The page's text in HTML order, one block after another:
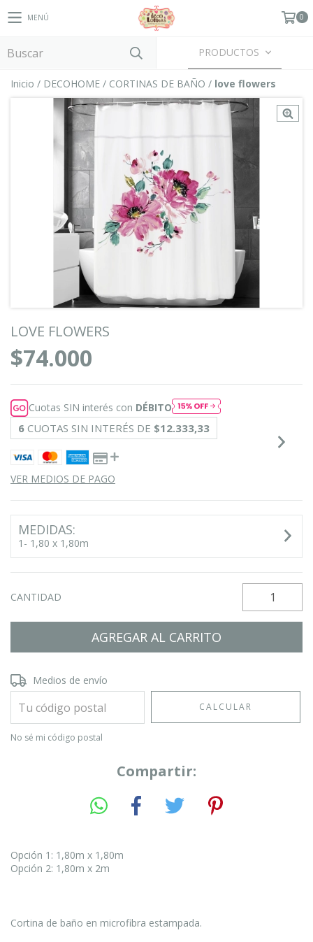
MENÚ 0
PRODUCTOS
Inicio / DECOHOME / CORTINAS DE BAÑO / love flowers
LOVE FLOWERS
$74.000
Cuotas SIN interés con DÉBITO
6 CUOTAS SIN INTERÉS DE $12.333,33
VER MEDIOS DE PAGO
MEDIDAS:
1- 1,80 x 1,80m
CANTIDAD
Entregas para el CP:
Medios de envío
CALCULAR
No sé mi código postal
Compartir:
Opción 1: 1,80m x 1,80m
Opción 2: 1,80m x 2m
Cortina de baño en microfibra estampada.